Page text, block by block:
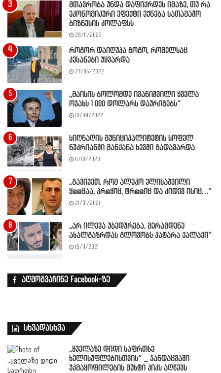
მთავრობა უნდა დაფიქრდეს იმაზე, თუ რა
ეკონომიკური ეფექტი ექნება სათამაშო
ბიზნესის კოლაფსს
28/11/2023
როგორ დაიღუპა გოგო, რომელსაც
კესანები უყვარდა
27/05/2022
,,მაისის ბოლომდე ივანიშვილი ყველა
ოჯახს 1 000 დოლარს დაურიგებს”
01/04/2022
სიღნაღის მუნიციპალიტეტის სოფელ
ნუკრიანში მანქანა ხევში გადავარდა
11/01/2023
,,გავივეთ, რომ ალეკო ელისაშვილი
ყ@@ცაა, პრ@ჭიც, ტრ@@იც და კიდევ ისიც…”
21/01/2021
,,არ ილევა უბედურება, მერამდენე
ახალგაზრდას გლოვობს პატარა ქალაქი”
15/11/2021
აღმოგვაჩინე Facebook-ზე
სხვადასხვა
,,ყველაზე დიდი საფრთხე
ხელისუფლებისთვის” _ ჯანდაცვაში
უკმაყოფილების მუხტი პიკს აღწევს